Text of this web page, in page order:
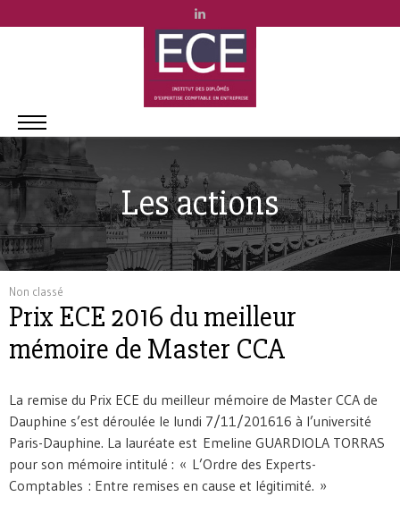
Les actions
Non classé
Prix ECE 2016 du meilleur
mémoire de Master CCA
La remise du Prix ECE du meilleur mémoire de Master CCA de
Dauphine s’est déroulée le lundi 7/11/201616 à l’université
Paris-Dauphine. La lauréate est Emeline GUARDIOLA TORRAS
pour son mémoire intitulé : « L’Ordre des Experts-
Comptables : Entre remises en cause et légitimité. »